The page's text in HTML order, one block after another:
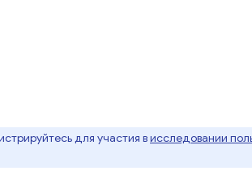
для участия висследовании